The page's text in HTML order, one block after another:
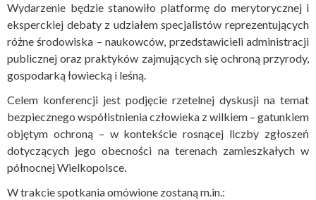
Wydarzenie będzie stanowiło platformę do merytorycznej i
eksperckiej debaty z udziałem specjalistów reprezentujących
różne środowiska – naukowców, przedstawicieli administracji
publicznej oraz praktyków zajmujących się ochroną przyrody,
gospodarką łowiecką i leśną.
Celem konferencji jest podjęcie rzetelnej dyskusji na temat
bezpiecznego współistnienia człowieka z wilkiem – gatunkiem
objętym ochroną – w kontekście rosnącej liczby zgłoszeń
dotyczących jego obecności na terenach zamieszkałych w
północnej Wielkopolsce.
W trakcie spotkania omówione zostaną m.in.: